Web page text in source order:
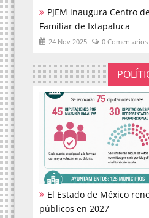
PJEM inaugura Centro
Familiar de Ixtapaluca
24 Nov 2025 0 Comentarios
El Estado de México
públicos en 2027